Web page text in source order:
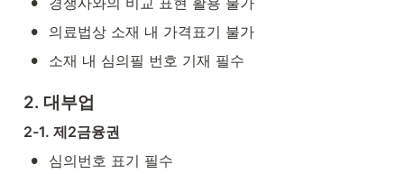
• 의료법상 소재 내 가격표기 불가
• 소재 내 심의필 번호 기재 필수
2. 대부업
2-1. 제2금융권
•
심의번호 표기 필수